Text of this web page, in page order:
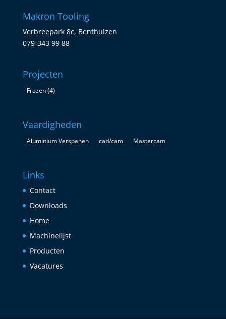
Makron Tooling
Verbreepark 8c, Benthuizen
079-343 99 88
Projecten
Frezen(4)
Vaardigheden
Aluminium Verspanen cad/cam Mastercam
Links
Contact
Downloads
Home
Machinelijst
Producten
Vacatures